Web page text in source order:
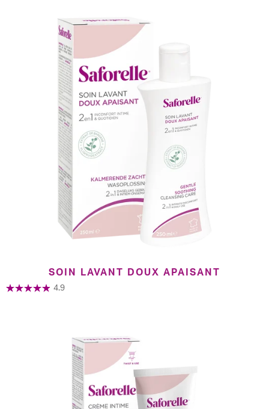
SOIN LAVANT DOUX APAISANT
4.9